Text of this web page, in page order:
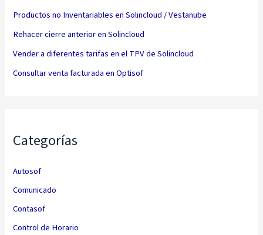
Productos no Inventariables en Solincloud / Vestanube
Rehacer cierre anterior en Solincloud
Vender a diferentes tarifas en el TPV de Solincloud
Consultar venta facturada en Optisof
Categorías
Autosof
Comunicado
Contasof
Control de Horario